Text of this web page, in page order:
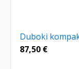
Duboki
87,50 €